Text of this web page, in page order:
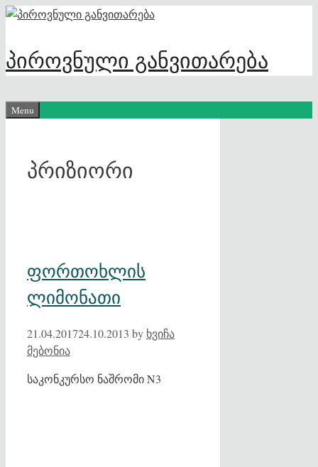
Skip
content
პიროვნული განვითარება
Menu
პრიზიორი
ფორთოხლის
ლიმონათი
21.04.201724.10.2013 by ხვიჩა
მებონია
საკონკურსო ნაშრომი N3